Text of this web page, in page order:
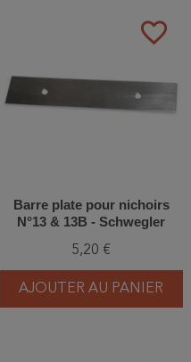
favorite_border
Barre plate pour nichoirs
N°13 & 13B - Schwegler
5,20 €
AJOUTER AU PANIER